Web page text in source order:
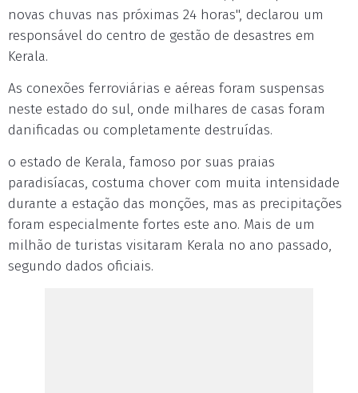
novas chuvas nas próximas 24 horas", declarou um
responsável do centro de gestão de desastres em
Kerala.
As conexões ferroviárias e aéreas foram suspensas
neste estado do sul, onde milhares de casas foram
danificadas ou completamente destruídas.
o estado de Kerala, famoso por suas praias
paradisíacas, costuma chover com muita intensidade
durante a estação das monções, mas as precipitações
foram especialmente fortes este ano. Mais de um
milhão de turistas visitaram Kerala no ano passado,
segundo dados oficiais.